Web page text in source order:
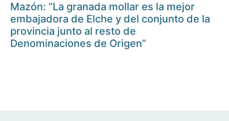
Mazón: “La granada mollar es la mejor
embajadora de Elche y del conjunto de la
provincia junto al resto de
Denominaciones de Origen”